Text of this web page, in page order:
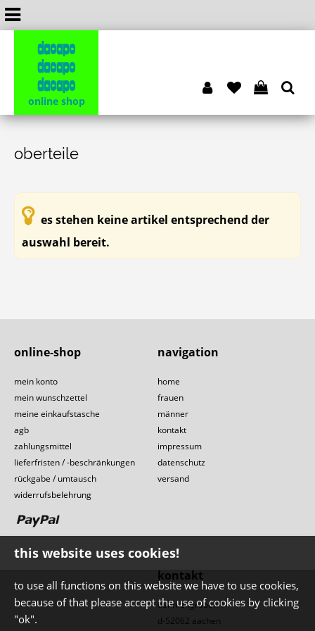
dacapo
dacapo
dacapo
online shop
oberteile
es stehen keine artikel entsprechend der
auswahl bereit.
navigation
home
frauen
männer
kontakt
impressum
datenschutz
versand
online-shop
mein konto
mein wunschzettel
meine einkaufstasche
agb
zahlungsmittel
lieferfristen / -beschränkungen
rückgabe / umtausch
widerrufsbelehrung
kontakt
dahmengraben 1
d-52062 aachen
this website uses cookies!
to use all functions on this website we have to use cookies,
because of that please accept the use of cookies by clicking
"ok".